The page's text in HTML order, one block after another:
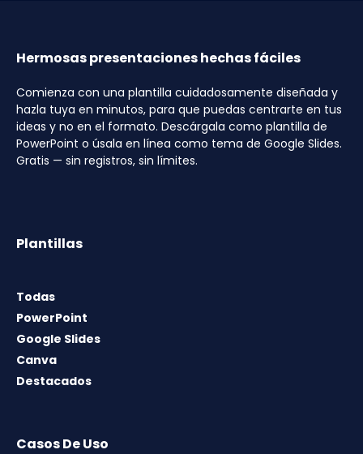
Hermosas presentaciones hechas fáciles
Comienza con una plantilla cuidadosamente diseñada y
hazla tuya en minutos, para que puedas centrarte en tus
ideas y no en el formato. Descárgala como plantilla de
PowerPoint o úsala en línea como tema de Google Slides.
Gratis — sin registros, sin límites.
Plantillas
Todas
PowerPoint
Google Slides
Canva
Destacados
Casos De Uso